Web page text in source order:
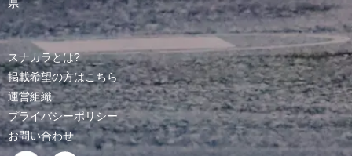
県
スナカラとは?
掲載希望の方はこちら
運営組織
プライバシーポリシー
お問い合わせ